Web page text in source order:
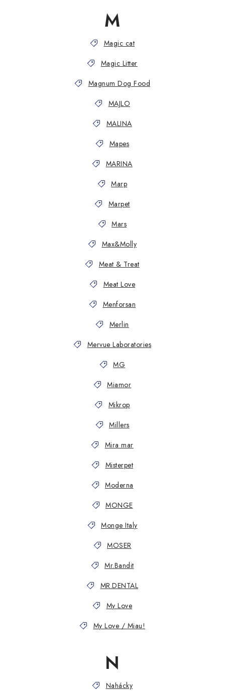
M
Magic cat
Magic Litter
Magnum Dog Food
MAJLO
MALINA
Mapes
MARINA
Marp
Marpet
Mars
Max&Molly
Meat & Treat
Meat Love
Menforsan
Merlin
Mervue Laboratories
MG
Miamor
Mikrop
Millers
Mira mar
Misterpet
Moderna
MONGE
Monge Italy
MOSER
Mr.Bandit
MR.DENTAL
My Love
My Love / Miau!
N
Nahácky